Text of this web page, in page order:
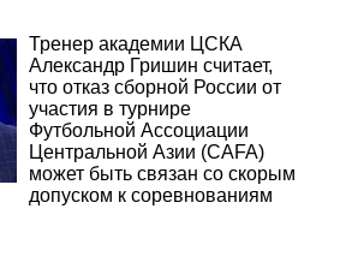
Тренер академии ЦСКА
Александр Гришин считает,
что отказ сборной России от
участия в турнире
Футбольной Ассоциации
Центральной Азии (CAFA)
может быть связан со скорым
допуском к соревнованиям